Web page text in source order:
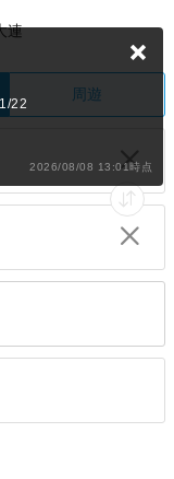
連
周遊
22
2026/08/08 13:01時点